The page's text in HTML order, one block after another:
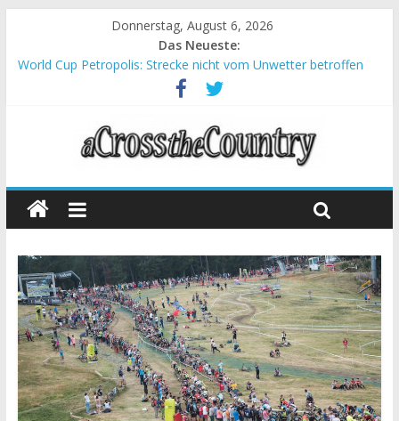
Donnerstag, August 6, 2026
Das Neueste:
World Cup Petropolis: Strecke nicht vom Unwetter betroffen
Krumbach und Obergessertshausen: Mountainbike-Bundesliga
Supercup Massi Banyoles: Siege für Carod und Richards
Halbzeit beim Andalucia Bike Race: Weltmeister Seewald führt
Chelva: Schweizer Doppelsieg beim ersten XCO-Rennen der